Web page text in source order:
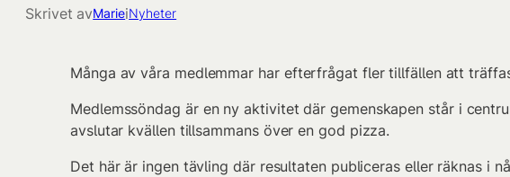
Skrivet avMarieiNyheter
Många av våra medlemmar har efterfrågat fler tillfällen att
Medlemssöndag är en ny aktivitet där gemenskapen står i
avslutar kvällen tillsammans över en god pizza.
Det här är ingen tävling där resultaten publiceras eller räknas i